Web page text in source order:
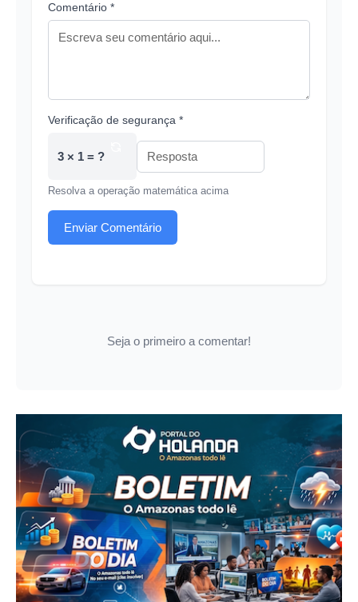
Comentário *
Verificação de segurança *
3 × 1 = ?
Resolva a operação matemática acima
Enviar Comentário
Seja o primeiro a comentar!